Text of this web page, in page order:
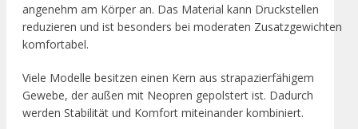
angenehm am Körper an. Das Material kann Druckstellen
reduzieren und ist besonders bei moderaten Zusatzgewichten
komfortabel.
Viele Modelle besitzen einen Kern aus strapazierfähigem
Gewebe, der außen mit Neopren gepolstert ist. Dadurch
werden Stabilität und Komfort miteinander kombiniert.